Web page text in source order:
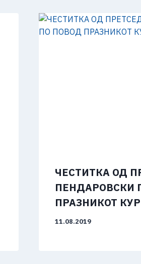
ЧЕСТИТКА ОД
ПЕНДАРОВСКИ
ПРАЗНИКОТ
11.08.2019